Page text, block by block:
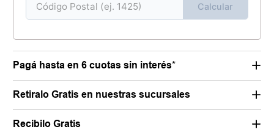
Calcular
Pagá hasta en 6 cuotas sin interés*
Retiralo Gratis en nuestras sucursales
Recibilo Gratis